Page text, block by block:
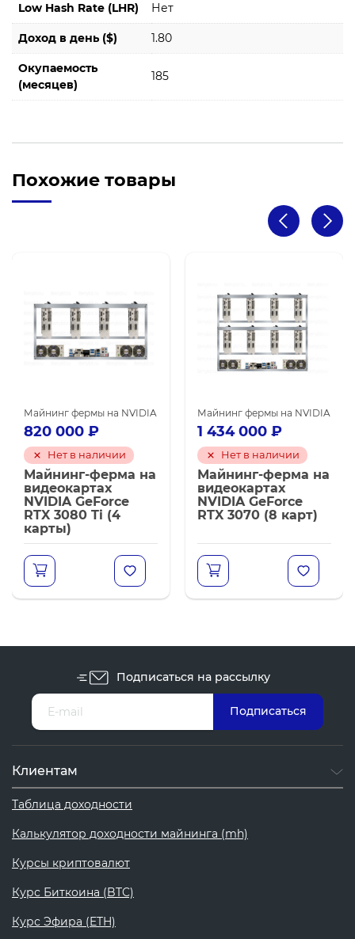
Low Hash Rate (LHR) Нет
Доход в день ($) 1.80
Окупаемость
(месяцев)
185
Похожие товары
Майнинг фермы на NVIDIA
820 000 ₽
Нет в наличии
Майнинг-ферма на
видеокартах
NVIDIA GeForce
RTX 3080 Ti (4
карты)
Майнинг фермы на NVIDIA
1 434 000 ₽
Нет в наличии
Майнинг-ферма на
видеокартах
NVIDIA GeForce
RTX 3070 (8 карт)
Подписаться на рассылку
Клиентам
Таблица доходности
Калькулятор доходности майнинга (mh)
Курсы криптовалют
Курс Биткоина (BTC)
Курс Эфира (ETH)